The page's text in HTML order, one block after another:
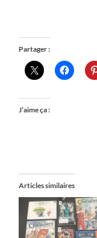
Partager :
J’aime ça :
Articles similaires